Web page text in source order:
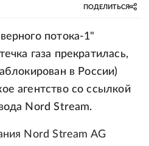
ПОДЕЛИТЬСЯ
потока-1"
газа прекратилась,
в России)
агентство со ссылкой
Nord Stream.
Nord Stream AG